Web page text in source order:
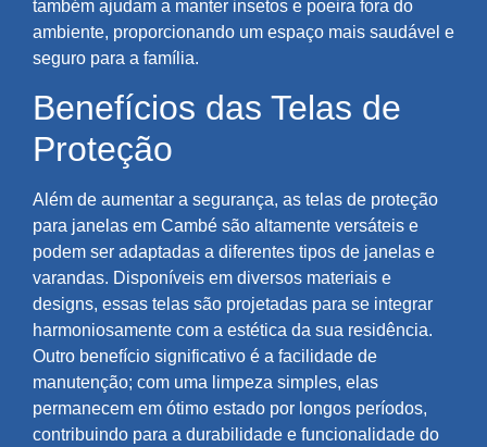
também ajudam a manter insetos e poeira fora do
ambiente, proporcionando um espaço mais saudável e
seguro para a família.
Benefícios das Telas de
Proteção
Além de aumentar a segurança, as telas de proteção
para janelas em Cambé são altamente versáteis e
podem ser adaptadas a diferentes tipos de janelas e
varandas. Disponíveis em diversos materiais e
designs, essas telas são projetadas para se integrar
harmoniosamente com a estética da sua residência.
Outro benefício significativo é a facilidade de
manutenção; com uma limpeza simples, elas
permanecem em ótimo estado por longos períodos,
contribuindo para a durabilidade e funcionalidade do